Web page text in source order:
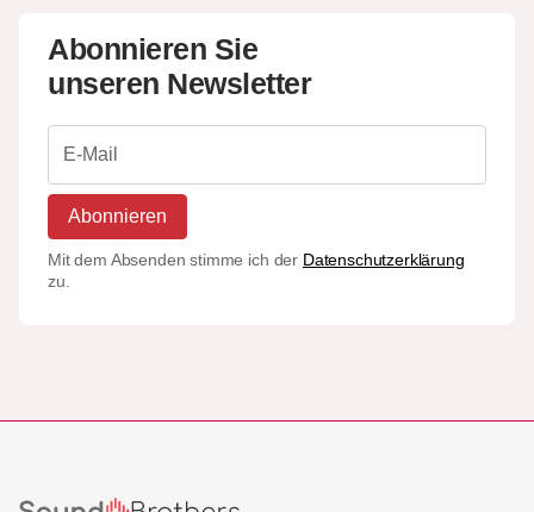
Abonnieren Sie
unseren Newsletter
Abonnieren
Mit dem Absenden stimme ich der Datenschutzerklärung
zu.